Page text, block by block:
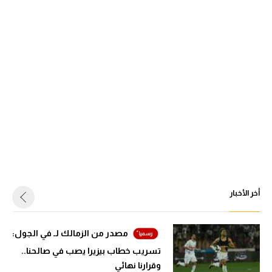
أخر الأخبار
مصدر من الزمالك لـ في الجول:
تسريب خطاب بيزيرا يصب في صالحنا..
وقرارنا نهائي